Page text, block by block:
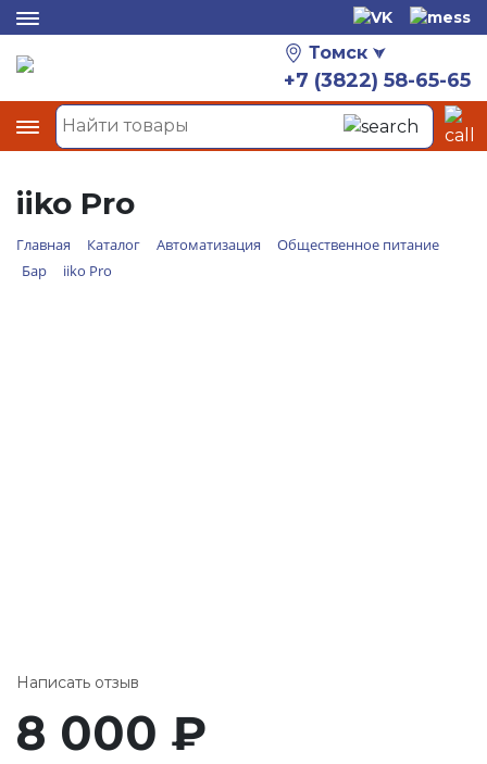
Томск
+7 (3822) 58-65-65
iiko Pro
Главная Каталог Автоматизация
Общественное питание
Бар
iiko Pro
Написать отзыв
8 000 ₽